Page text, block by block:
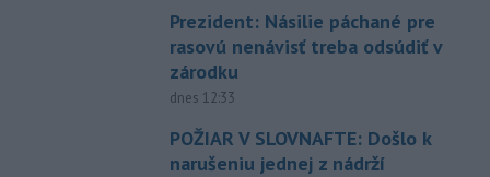
Prezident: Násilie páchané pre
rasovú nenávisť treba odsúdiť v
zárodku
dnes 12:33
POŽIAR V SLOVNAFTE: Došlo k
narušeniu jednej z nádrží